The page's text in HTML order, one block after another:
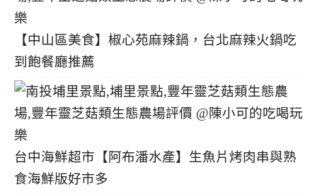
【中山區美食】椒心苑麻辣鍋，台北麻辣火鍋吃
到飽餐廳推薦
台中海鮮超市【阿布潘水產】生魚片烤肉串與熟
食海鮮版好市多